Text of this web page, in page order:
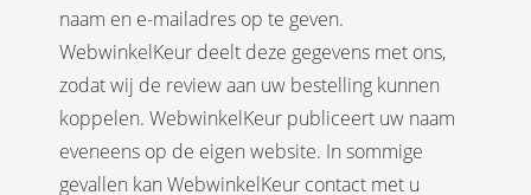
naam en e-mailadres op te geven.
WebwinkelKeur deelt deze gegevens met ons,
zodat wij de review aan uw bestelling kunnen
koppelen. WebwinkelKeur publiceert uw naam
eveneens op de eigen website. In sommige
gevallen kan WebwinkelKeur contact met u